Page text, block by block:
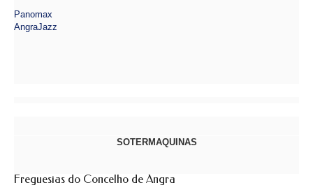
Panomax
AngraJazz
SOTERMAQUINAS
Freguesias do Concelho de Angra